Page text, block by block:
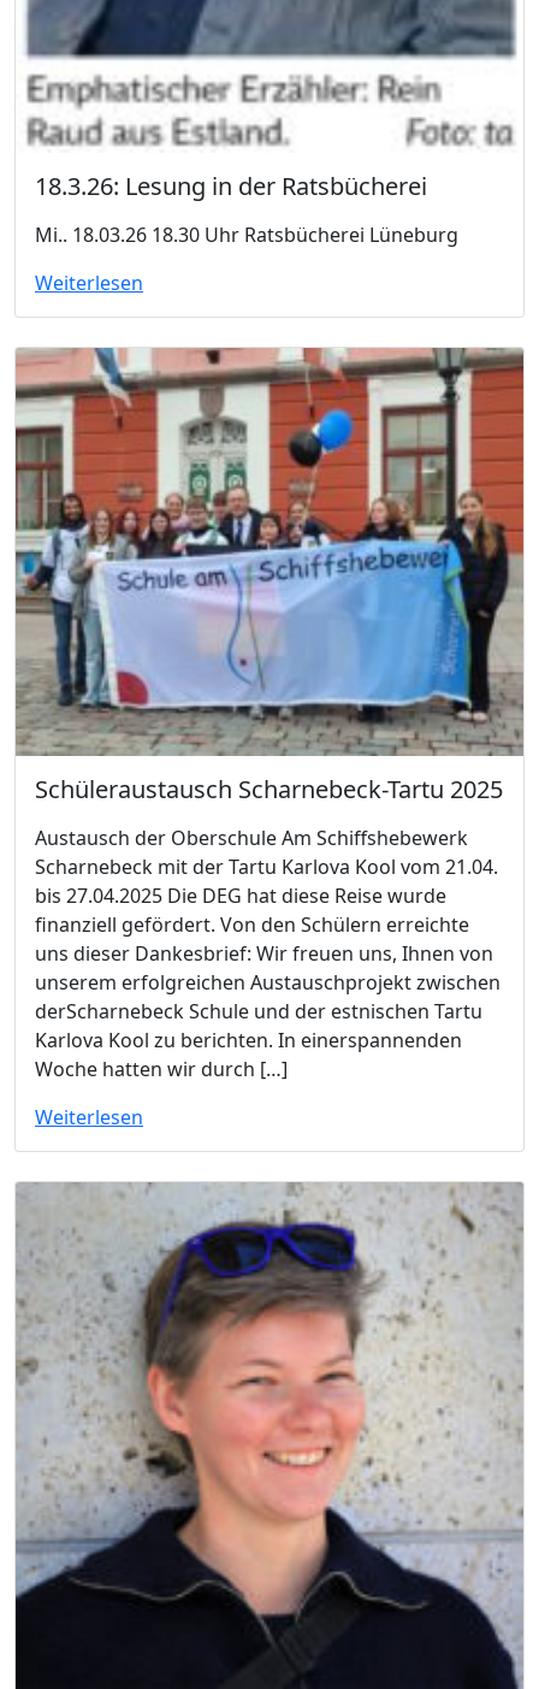
18.3.26: Lesung in der Ratsbücherei
Mi.. 18.03.26 18.30 Uhr Ratsbücherei Lüneburg
Weiterlesen
Schüleraustausch Scharnebeck-Tartu 2025
Austausch der Oberschule Am Schiffshebewerk
Scharnebeck mit der Tartu Karlova Kool vom 21.04.
bis 27.04.2025 Die DEG hat diese Reise wurde
finanziell gefördert. Von den Schülern erreichte
uns dieser Dankesbrief: Wir freuen uns, Ihnen von
unserem erfolgreichen Austauschprojekt zwischen
derScharnebeck Schule und der estnischen Tartu
Karlova Kool zu berichten. In einerspannenden
Woche hatten wir durch […]
Weiterlesen